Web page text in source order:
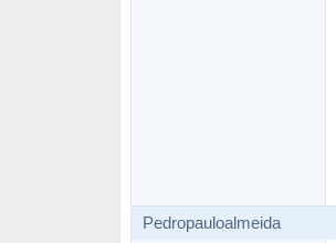
Pedropauloalmeida